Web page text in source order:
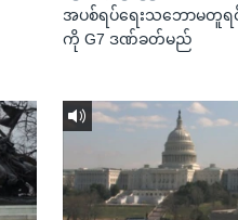
အပစ်ရပ်ရေးသဘောမတူရင်
ကို G7 ဒဏ်ခတ်မည်